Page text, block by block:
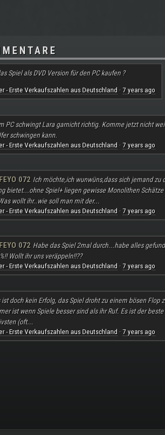
Spiel als DVD Version für den PC kaufen ?
- Erste Verkaufszahlen aus Deutschland · 7 years ago
PC schwingt Lara garnicht richtig. Komme jetzt nicht
schwingen kann.
- Erste Verkaufszahlen aus Deutschland · 7 years ago
072 Ich möchte,ich wunwüns,dass sich jemand zu
bietet...ohne Spiel+ liegen gewisse Monolithen Schätze
wollt ihr..wie soll man mit der...
- Erste Verkaufszahlen aus Deutschland · 7 years ago
072 Habe das Spiel 2mal durch...habe alles
Wollt ihr uns veräppeln!!??
- Erste Verkaufszahlen aus Deutschland · 7 years ago
ist doch kein Erfolg, das Spiel droht zu einem bösen Flop
ist wenn Spiele besser sind als ihr Ruf. Es ist der beste
(oft...
- Erste Verkaufszahlen aus Deutschland · 7 years ago